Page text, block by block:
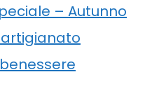
– Autunno